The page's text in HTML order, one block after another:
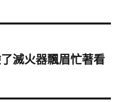
滅火器飄眉忙著看